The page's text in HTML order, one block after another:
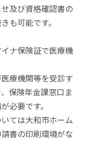
及び資格確認書の
も可能です。
ナ保険証で医療機
療機関等を受診す
保険年金課窓口ま
必要です。
ては大和市ホーム
書の印刷環境がな